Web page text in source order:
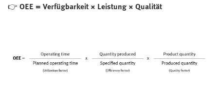
👉 OEE = Verfügbarkeit × Leistung × Qualität